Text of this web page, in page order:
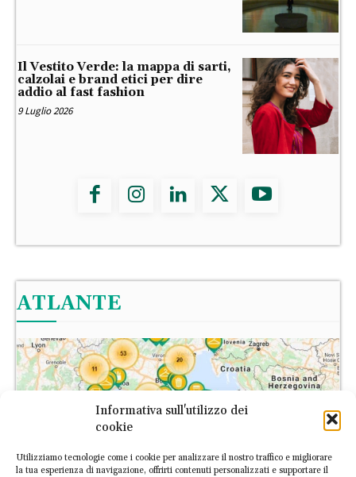
Informativa sull'utilizzo dei
cookie
Utilizziamo tecnologie come i cookie per analizzare il nostro traffico e migliorare
la tua esperienza di navigazione, offrirti contenuti personalizzati e supportare il
Il Vestito Verde: la mappa di sarti,
calzolai e brand etici per dire
addio al fast fashion
9 Luglio 2026
ATLANTE